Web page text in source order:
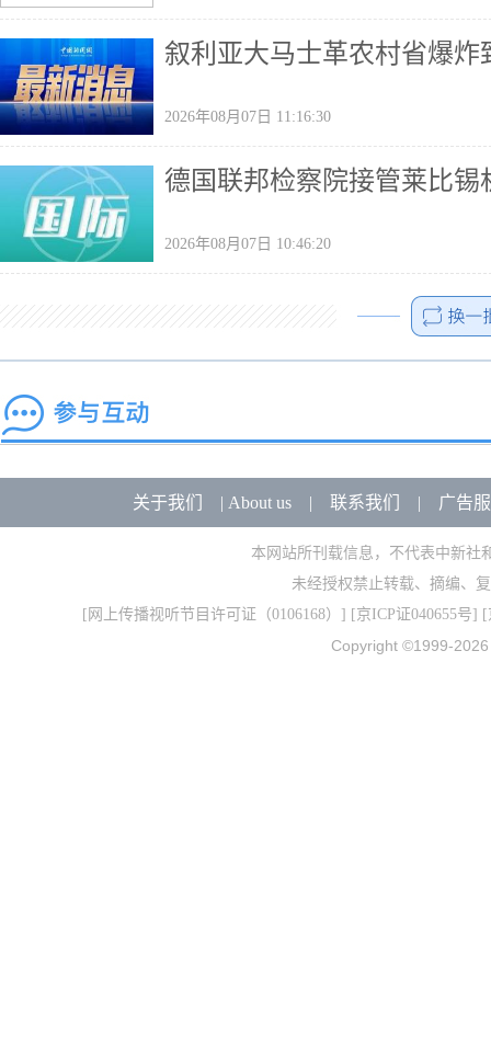
叙利亚大马士革农村省爆炸
2026年08月07日 11:16:30
德国联邦检察院接管莱比
2026年08月07日 10:46:20
关于我们 | About us| 联系我们 | 广告
本网站所刊载信息，不代表中新社
未经授权禁止转载、摘编、
[ 网上传播视听节目许可证（0106168） ] [京ICP证040655号] [
Copyright ©1999-